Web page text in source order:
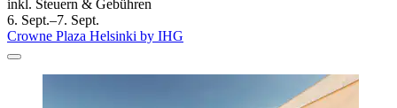
inkl. Steuern & Gebühren
6. Sept.–7. Sept.
Crowne Plaza Helsinki by IHG